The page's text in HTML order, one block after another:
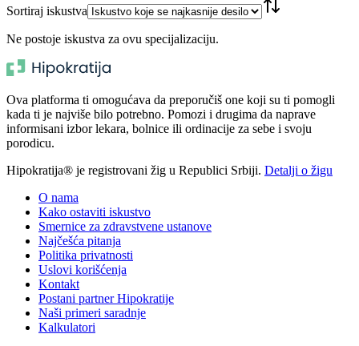
Sortiraj iskustva
Ne postoje iskustva za ovu specijalizaciju.
Ova platforma ti omogućava da preporučiš one koji su ti pomogli
kada ti je najviše bilo potrebno. Pomozi i drugima da naprave
informisani izbor lekara, bolnice ili ordinacije za sebe i svoju
porodicu.
Hipokratija® je registrovani žig u Republici Srbiji. Detalji o žigu
O nama
Kako ostaviti iskustvo
Smernice za zdravstvene ustanove
Najčešća pitanja
Politika privatnosti
Uslovi korišćenja
Kontakt
Postani partner Hipokratije
Naši primeri saradnje
Kalkulatori